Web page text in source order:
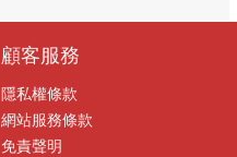
顧客服務
隱私權條款
網站服務條款
免責聲明